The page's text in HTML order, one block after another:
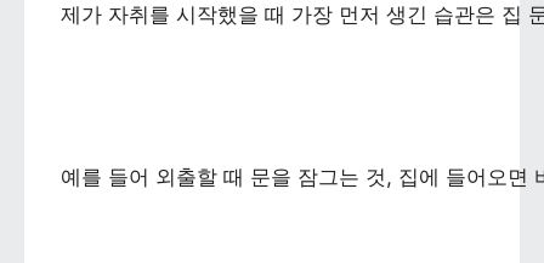
제가 자취를 시작했을 때 가장 먼저 생긴 습관은 집
예를 들어 외출할 때 문을 잠그는 것, 집에 들어오